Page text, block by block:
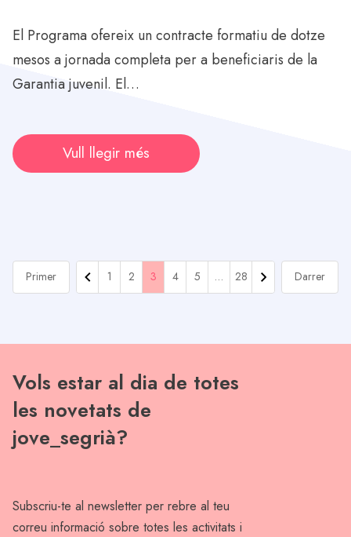
El Programa ofereix un contracte formatiu de dotze
mesos a jornada completa per a beneficiaris de la
Garantia juvenil. El…
Vull llegir més
Primer 1 2 3 4 5 … 28 Darrer
Vols estar al dia de totes
les novetats de
jove_segrià?
Subscriu-te al newsletter per rebre al teu
correu informació sobre totes les activitats i